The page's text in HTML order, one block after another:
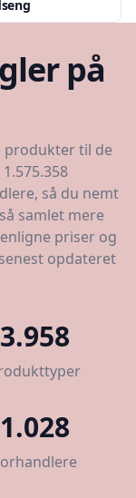
på
produkter til de
så du nemt
samlet mere
priser og
opdateret
3.958
1.028